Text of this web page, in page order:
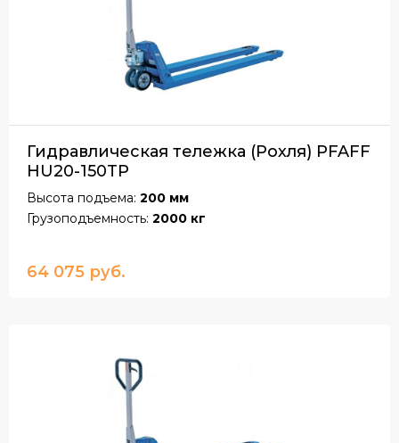
Гидравлическая тележка (Рохля) PFAFF
HU20-150TP
Высота подъема: 200 мм
Грузоподъемность: 2000 кг
64 075 руб.